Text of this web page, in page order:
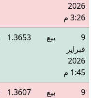
2026
3:26 م
9
فبراير
2026
1:45 م
بيع 1.3653
9
بيع 1.3607